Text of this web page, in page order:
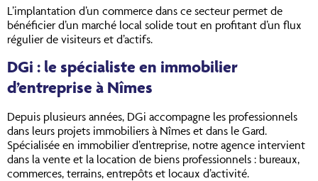
L’implantation d’un commerce dans ce secteur permet de
bénéficier d’un marché local solide tout en profitant d’un flux
régulier de visiteurs et d’actifs.
DGi : le spécialiste en immobilier
d’entreprise à Nîmes
Depuis plusieurs années, DGi accompagne les professionnels
dans leurs projets immobiliers à Nîmes et dans le Gard.
Spécialisée en immobilier d’entreprise, notre agence intervient
dans la vente et la location de biens professionnels : bureaux,
commerces, terrains, entrepôts et locaux d’activité.